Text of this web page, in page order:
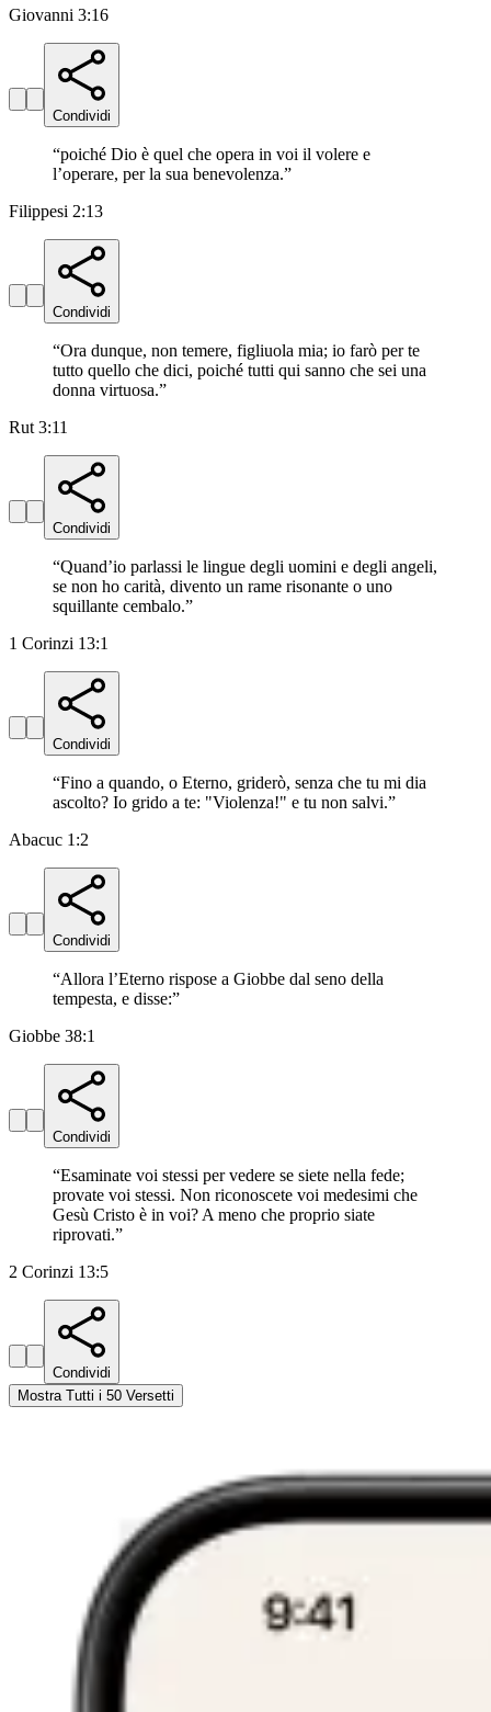
Giovanni 3:16
Condividi
“poiché Dio è quel che opera in voi il volere e
l’operare, per la sua benevolenza.”
Filippesi 2:13
Condividi
“Ora dunque, non temere, figliuola mia; io farò per te
tutto quello che dici, poiché tutti qui sanno che sei una
donna virtuosa.”
Rut 3:11
Condividi
“Quand’io parlassi le lingue degli uomini e degli angeli,
se non ho carità, divento un rame risonante o uno
squillante cembalo.”
1 Corinzi 13:1
Condividi
“Fino a quando, o Eterno, griderò, senza che tu mi dia
ascolto? Io grido a te: "Violenza!" e tu non salvi.”
Abacuc 1:2
Condividi
“Allora l’Eterno rispose a Giobbe dal seno della
tempesta, e disse:”
Giobbe 38:1
Condividi
“Esaminate voi stessi per vedere se siete nella fede;
provate voi stessi. Non riconoscete voi medesimi che
Gesù Cristo è in voi? A meno che proprio siate
riprovati.”
2 Corinzi 13:5
Condividi
Mostra Tutti i 50 Versetti